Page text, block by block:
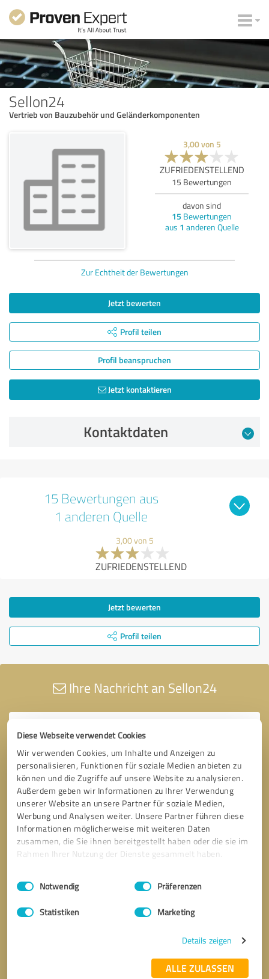
Diese Webseite verwendet Cookies
Wir verwenden Cookies, um Inhalte und Anzeigen zu
personalisieren, Funktionen für soziale Medien anbieten zu
können und die Zugriffe auf unsere Website zu analysieren.
Außerdem geben wir Informationen zu Ihrer Verwendung
unserer Website an unsere Partner für soziale Medien,
Werbung und Analysen weiter. Unsere Partner führen diese
Informationen möglicherweise mit weiteren Daten
zusammen, die Sie ihnen bereitgestellt haben oder die sie im
Rahmen Ihrer Nutzung der Dienste gesammelt haben.
Impressum Datenschutzbestimmungen
Einwilligungsauswahl
Notwendig Präferenzen
Statistiken Marketing
Details zeigen
ALLE ZULASSEN
Sellon24
Vertrieb von Bauzubehör und Geländerkomponenten
3,00von 5
ZUFRIEDENSTELLEND
15 Bewertungen
davon sind
15 Bewertungen
aus 1 anderen Quelle
Zur Echtheit der Bewertungen
Jetzt bewerten
Profil teilen
Profil beanspruchen
Jetzt kontaktieren
Kontaktdaten
15 Bewertungen aus
1 anderen Quelle
3,00 von 5
ZUFRIEDENSTELLEND
Jetzt bewerten
Profil teilen
Ihre Nachricht an Sellon24
* Erforderliche Angaben